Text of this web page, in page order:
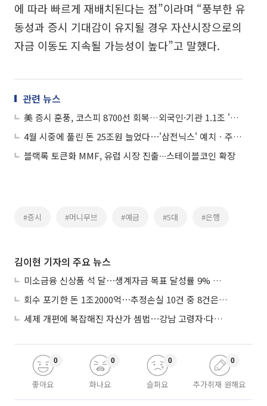
에 따라 빠르게 재배치된다는 점”이라며 “풍부한 유
동성과 증시 기대감이 유지될 경우 자산시장으로의
자금 이동도 지속될 가능성이 높다”고 말했다.
관련 뉴스
美 증시 훈풍, 코스피 8700선 회복…외국인·기관 1.1조 '사자'
4월 시중에 풀린 돈 25조원 늘었다⋯'삼전닉스' 예치ㆍ주식대기자금 영향
블랙록 토큰화 MMF, 유럽 시장 진출∙∙∙스테이블코인 확장
#증시 #머니무브 #예금 #5대 #은행
김이현 기자의 주요 뉴스
미소금융 신상품 석 달⋯생계자금 목표 달성률 9% 그쳐
회수 포기한 돈 1조2000억⋯추정손실 10건 중 8건은 기업대출
세제 개편에 복잡해진 자산가 셈법⋯강남 고령자·다주택자 ‘자산재편 고심’
좋아요
0
화나요
0
슬퍼요
0
추가취재 원해요
0